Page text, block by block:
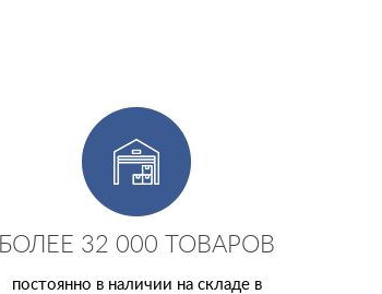
БОЛЕЕ 32 000 ТОВАРОВ
постоянно в наличии на складе в